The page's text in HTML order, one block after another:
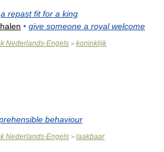
a repast fit for a king
• give someone a royal welcome
Nederlands-Engels > koninklijk
behaviour
Nederlands-Engels > laakbaar